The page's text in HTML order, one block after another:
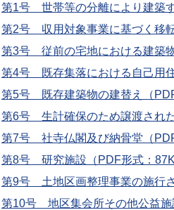
第1号 世帯等の分離により建築
第2号 収用対象事業に基づく移
第3号 従前の宅地における建築
第4号 既存集落における自己用
第5号 既存建築物の建替え（
第6号 生計確保のため譲渡され
第7号 社寺仏閣及び納骨堂（
第8号 研究施設（PDF形式：
第9号 土地区画整理事業の施行
第10号 地区集会所その他公益施